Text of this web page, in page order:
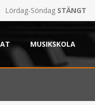
Lördag-Söndag STÄNGT
MUSIKSKOLA